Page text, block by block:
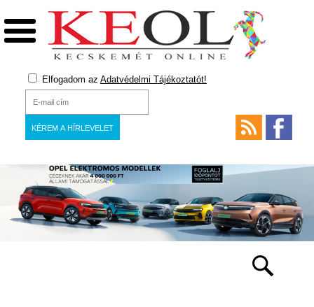
Elfogadom az Adatvédelmi Tájékoztatót!